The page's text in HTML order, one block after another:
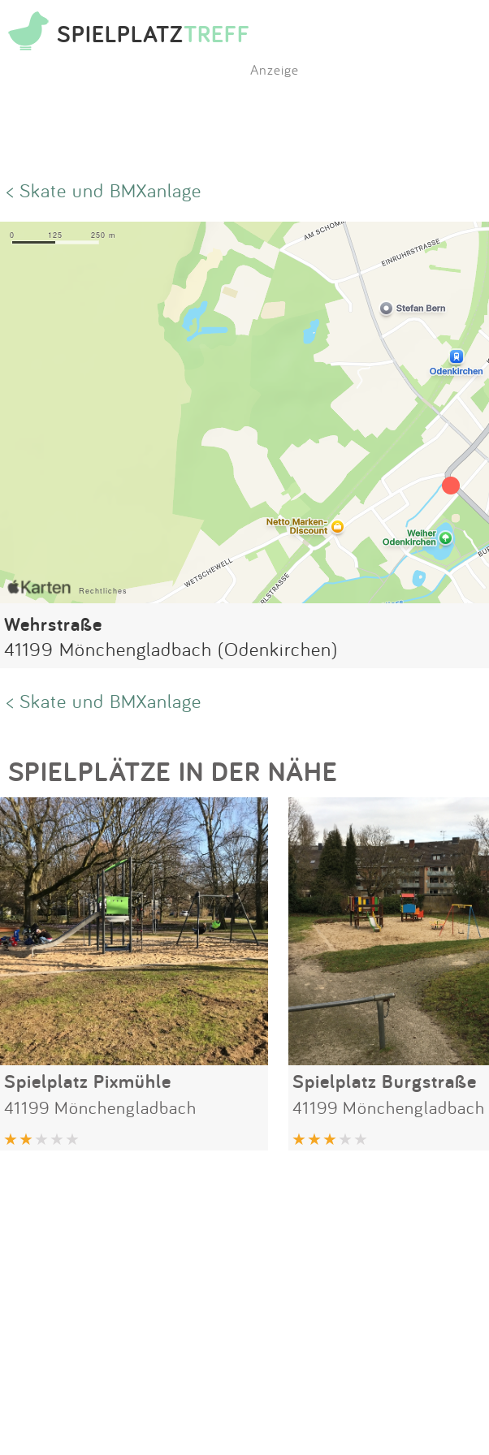
SPIELPLATZTREFF
Anzeige
< Skate und BMXanlage
Wehrstraße
41199 Mönchengladbach (Odenkirchen)
< Skate und BMXanlage
SPIELPLÄTZE IN DER NÄHE
Spielplatz Pixmühle
41199 Mönchengladbach
Spielplatz Burgstraße
41199 Mönchengladbach